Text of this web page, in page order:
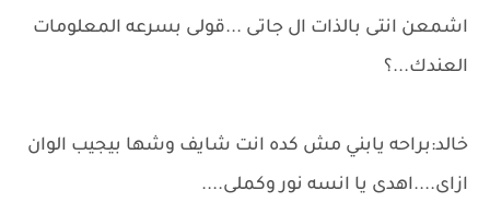
اشمعن انتى بالذات ال جاتى ...قولى بسرعه المعلومات
العندك...؟
خالد:براحه يابني مش كده انت شايف وشها بيجيب الوان
ازاى....اهدى يا انسه نور وكملى....